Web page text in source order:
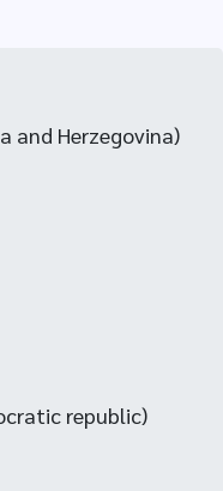
and Herzegovina)
republic)